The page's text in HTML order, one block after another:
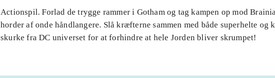
Actionspil. Forlad de trygge rammer i Gotham og tag kampen op mod
horder af onde håndlangere. Slå kræfterne sammen med både superhelte og
skurke fra DC universet for at forhindre at hele Jorden bliver skrumpet!